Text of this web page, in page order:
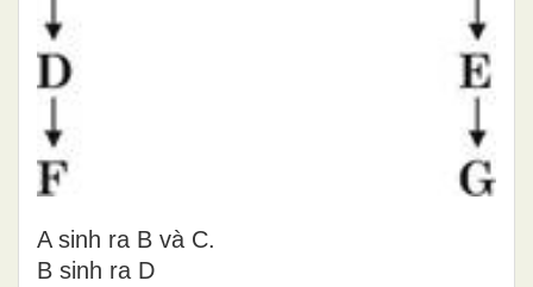
A sinh ra B và C.
B sinh ra D